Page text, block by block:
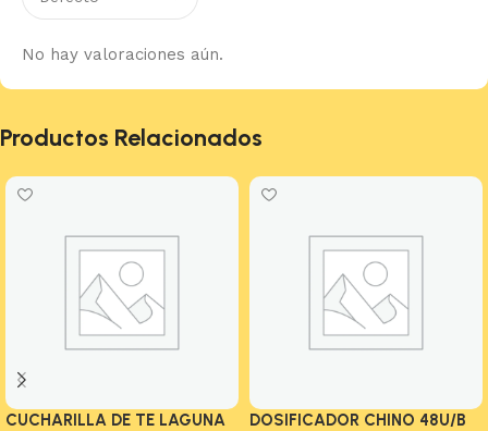
No hay valoraciones aún.
Productos Relacionados
CUCHARILLA DE TE LAGUNA
DOSIFICADOR CHINO 48U/B